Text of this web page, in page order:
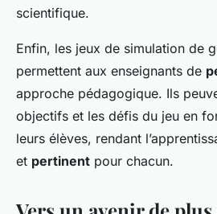
scientifique.
Enfin, les jeux de simulation de
permettent aux enseignants de
approche pédagogique. Ils
objectifs et les défis du jeu en
leurs élèves, rendant
et pertinent pour chacun.